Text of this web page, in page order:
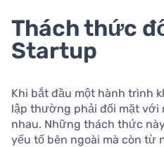
Thách thức
Startup
Khi bắt đầu một hành trình
lập thường phải đối mặt với
nhau. Những thách thức
yếu tố bên ngoài mà còn từ